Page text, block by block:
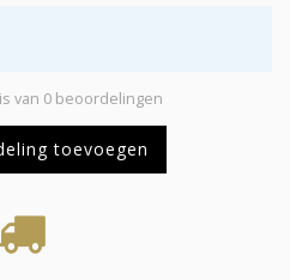
van 0 beoordelingen
toevoegen